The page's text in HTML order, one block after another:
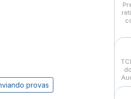
provas